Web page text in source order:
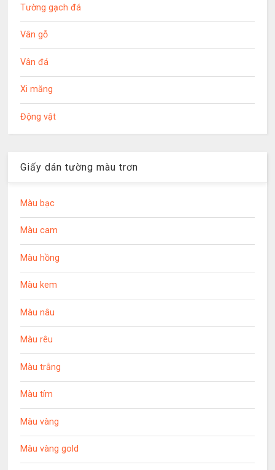
Tường gạch đá
Vân gỗ
Vân đá
Xi măng
Động vật
Giấy dán tường màu trơn
Màu bạc
Màu cam
Màu hồng
Màu kem
Màu nâu
Màu rêu
Màu trắng
Màu tím
Màu vàng
Màu vàng gold